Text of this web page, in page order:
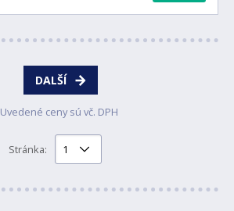
DALŠÍ
Uvedené ceny sú vč. DPH
Stránka: